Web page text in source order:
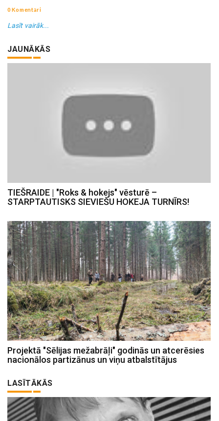
0 Komentāri
Lasīt vairāk...
JAUNĀKĀS
TIEŠRAIDE | "Roks & hokejs" vēsturē –
STARPTAUTISKS SIEVIEŠU HOKEJA TURNĪRS!
Projektā "Sēlijas mežabrāļi" godinās un atcerēsies
nacionālos partizānus un viņu atbalstītājus
LASĪTĀKĀS